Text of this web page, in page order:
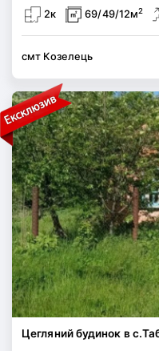
2к 69/49/12м2
смт Козелець
Цегляний будинок в